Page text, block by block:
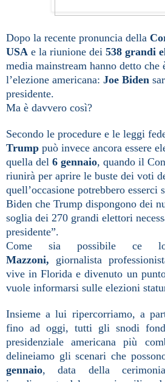
Dopo la recente pronuncia della
USA e la riunione dei 538 grandi
media mainstream hanno detto che
l’elezione americana: Joe Biden
presidente.
Ma è davvero così?
Secondo le procedure e le leggi
Trump può invece ancora essere
quella del 6 gennaio, quando il
riunirà per aprire le buste dei voti
quell’occasione potrebbero esserci
Biden che Trump dispongono dei
soglia dei 270 grandi elettori
presidente”.
Come sia possibile ce
Mazzoni, giornalista
vive in Florida e divenuto un
vuole informarsi sulle elezioni
Insieme a lui ripercorriamo, a
fino ad oggi, tutti gli snodi
presidenziale americana più
delineiamo gli scenari che
gennaio, data della